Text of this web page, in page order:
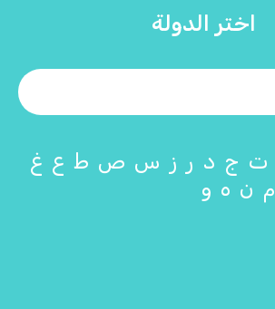
اختر الدولة
ت ج د ر ز س ص ط ع غ
م ن ه و